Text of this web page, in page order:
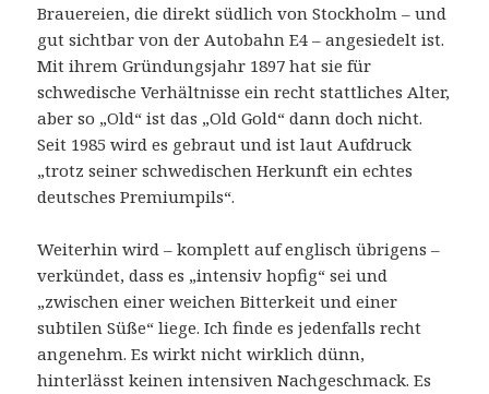
Brauereien, die direkt südlich von Stockholm – und
gut sichtbar von der Autobahn E4 – angesiedelt ist.
Mit ihrem Gründungsjahr 1897 hat sie für
schwedische Verhältnisse ein recht stattliches Alter,
aber so „Old“ ist das „Old Gold“ dann doch nicht.
Seit 1985 wird es gebraut und ist laut Aufdruck
„trotz seiner schwedischen Herkunft ein echtes
deutsches Premiumpils“.
Weiterhin wird – komplett auf englisch übrigens –
verkündet, dass es „intensiv hopfig“ sei und
„zwischen einer weichen Bitterkeit und einer
subtilen Süße“ liege. Ich finde es jedenfalls recht
angenehm. Es wirkt nicht wirklich dünn,
hinterlässt keinen intensiven Nachgeschmack. Es